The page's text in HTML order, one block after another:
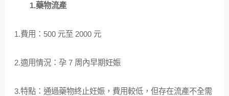
1.藥物流產
1.費用：500 元至 2000 元
2.適用情況：孕 7 周內早期妊娠
3.特點：通過藥物終止妊娠，費用較低，但存在流產不全需